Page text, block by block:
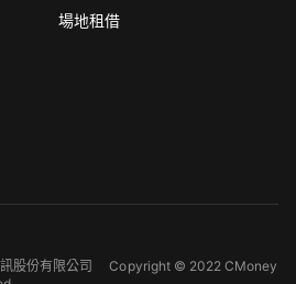
場地租借
訊股份有限公司Copyright © 2022 CMoney